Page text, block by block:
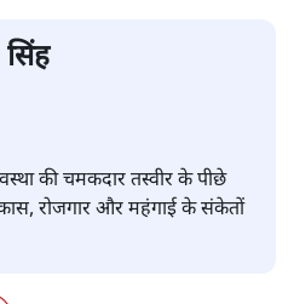
की चमकदार तस्वीर के पीछे
रोजगार और महंगाई के संकेतों